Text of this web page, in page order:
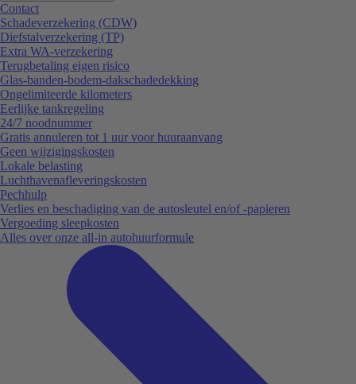
Contact
Schadeverzekering (CDW)
Diefstalverzekering (TP)
Extra WA-verzekering
Terugbetaling eigen risico
Glas-banden-bodem-dakschadedekking
Ongelimiteerde kilometers
Eerlijke tankregeling
24/7 noodnummer
Gratis annuleren tot 1 uur voor huuraanvang
Geen wijzigingskosten
Lokale belasting
Luchthavenafleveringskosten
Pechhulp
Verlies en beschadiging van de autosleutel en/of -papieren
Vergoeding sleepkosten
Alles over onze all-in autohuurformule